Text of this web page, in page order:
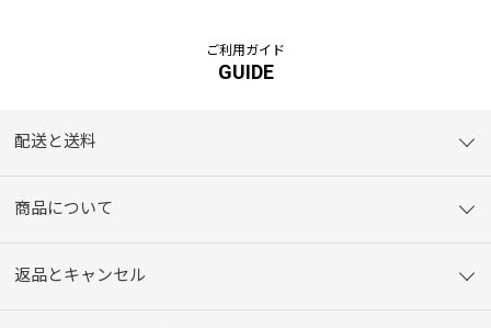
ご利用ガイド
GUIDE
配送と送料
商品について
返品とキャンセル